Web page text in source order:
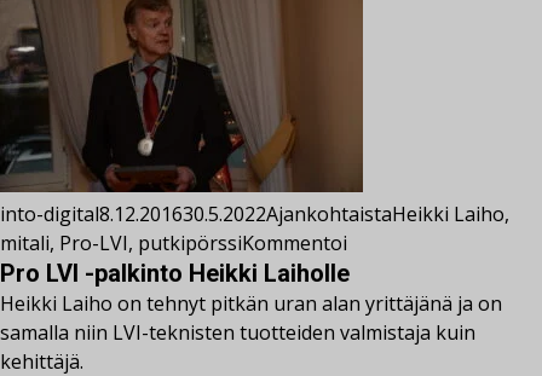
into-digital8.12.201630.5.2022AjankohtaistaHeikki Laiho,
mitali, Pro-LVI, putkipörssiKommentoi
Pro LVI -palkinto Heikki Laiholle
Heikki Laiho on tehnyt pitkän uran alan yrittäjänä ja on
samalla niin LVI-teknisten tuotteiden valmistaja kuin
kehittäjä.